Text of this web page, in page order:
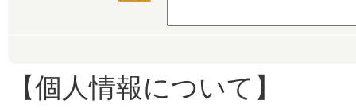
【個人情報について】